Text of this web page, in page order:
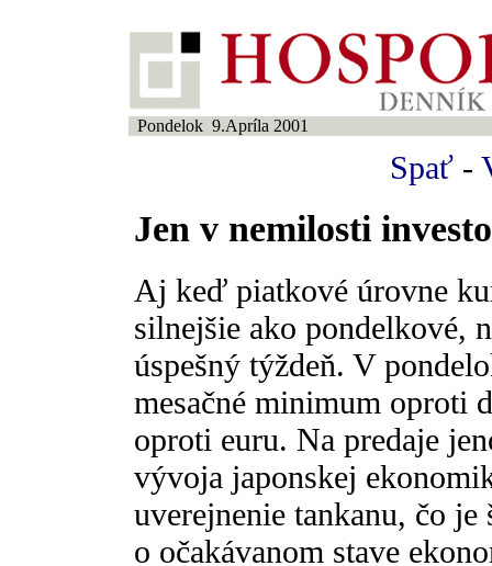
Pondelok 9.Apríla 2001
Spať -
Jen v nemilosti
Aj keď piatkové úrovne
silnejšie ako pondelkové,
úspešný týždeň. V
mesačné minimum oproti
oproti euru. Na predaje
vývoja japonskej
uverejnenie tankanu, čo
o očakávanom stave